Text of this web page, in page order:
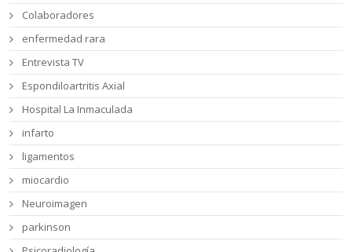
Colaboradores
enfermedad rara
Entrevista TV
Espondiloartritis Axial
Hospital La Inmaculada
infarto
ligamentos
miocardio
Neuroimagen
parkinson